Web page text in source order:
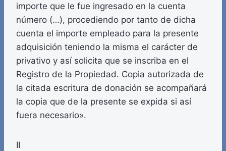
importe que le fue ingresado en la cuenta
número (…), procediendo por tanto de dicha
cuenta el importe empleado para la presente
adquisición teniendo la misma el carácter de
privativo y así solicita que se inscriba en el
Registro de la Propiedad. Copia autorizada de
la citada escritura de donación se acompañará
la copia que de la presente se expida si así
fuera necesario».
II